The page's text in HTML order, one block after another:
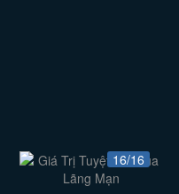
16/16